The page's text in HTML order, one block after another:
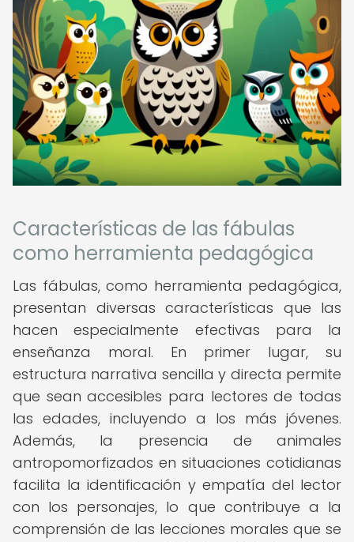
Características de las fábulas
como herramienta pedagógica
Las fábulas, como herramienta pedagógica,
presentan diversas características que las
hacen especialmente efectivas para la
enseñanza moral. En primer lugar, su
estructura narrativa sencilla y directa permite
que sean accesibles para lectores de todas
las edades, incluyendo a los más jóvenes.
Además, la presencia de animales
antropomorfizados en situaciones cotidianas
facilita la identificación y empatía del lector
con los personajes, lo que contribuye a la
comprensión de las lecciones morales que se